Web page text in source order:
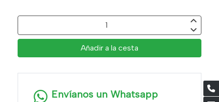
Añadir a la cesta
Envíanos un Whatsapp